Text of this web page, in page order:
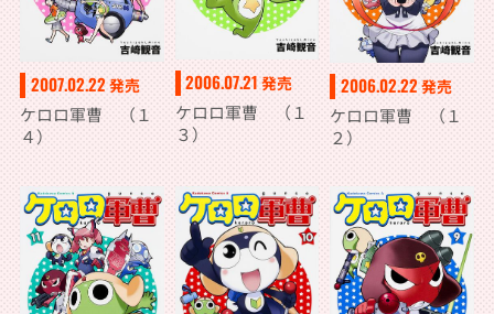
2007.02.22 発売
ケロロ軍曹 （１
４）
2006.07.21 発売
ケロロ軍曹 （１
３）
2006.02.22 発売
ケロロ軍曹 （１
２）